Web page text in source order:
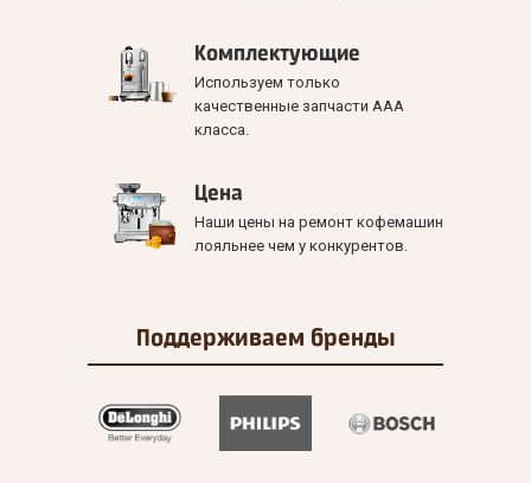
Комплектующие
Используем только
качественные запчасти ААА
класса.
Цена
Наши цены на ремонт кофемашин
лояльнее чем у конкурентов.
Поддерживаем бренды